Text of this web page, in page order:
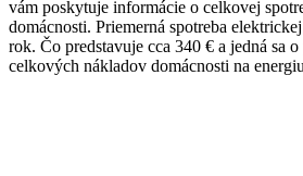
vám poskytuje informácie o celkovej
domácnosti. Priemerná spotreba
rok. Čo predstavuje cca 340 € a jedná sa
celkových nákladov domácnosti na